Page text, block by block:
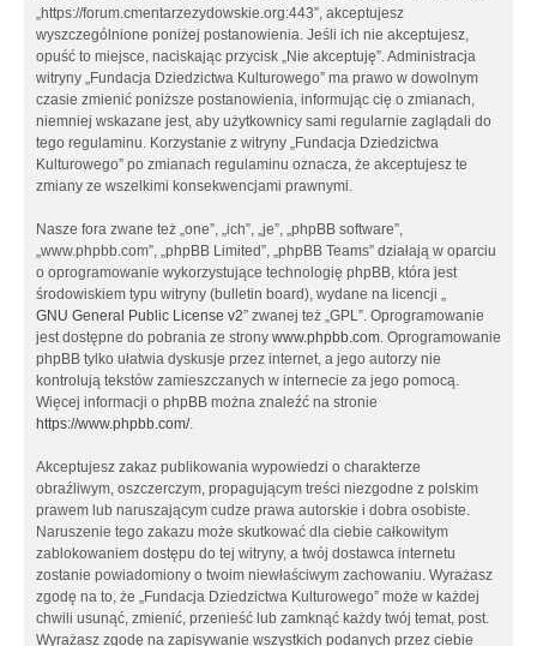
„https://forum.cmentarzezydowskie.org:443”, akceptujesz
wyszczególnione poniżej postanowienia. Jeśli ich nie akceptujesz,
opuść to miejsce, naciskając przycisk „Nie akceptuję”. Administracja
witryny „Fundacja Dziedzictwa Kulturowego” ma prawo w dowolnym
czasie zmienić poniższe postanowienia, informując cię o zmianach,
niemniej wskazane jest, aby użytkownicy sami regularnie zaglądali do
tego regulaminu. Korzystanie z witryny „Fundacja Dziedzictwa
Kulturowego” po zmianach regulaminu oznacza, że akceptujesz te
zmiany ze wszelkimi konsekwencjami prawnymi.
Nasze fora zwane też „one”, „ich”, „je”, „phpBB software”,
„www.phpbb.com”, „phpBB Limited”, „phpBB Teams” działają w oparciu
o oprogramowanie wykorzystujące technologię phpBB, która jest
środowiskiem typu witryny (bulletin board), wydane na licencji „
GNU General Public License v2” zwanej też „GPL”. Oprogramowanie
jest dostępne do pobrania ze strony www.phpbb.com. Oprogramowanie
phpBB tylko ułatwia dyskusje przez internet, a jego autorzy nie
kontrolują tekstów zamieszczanych w internecie za jego pomocą.
Więcej informacji o phpBB można znaleźć na stronie
https://www.phpbb.com/.
Akceptujesz zakaz publikowania wypowiedzi o charakterze
obraźliwym, oszczerczym, propagującym treści niezgodne z polskim
prawem lub naruszającym cudze prawa autorskie i dobra osobiste.
Naruszenie tego zakazu może skutkować dla ciebie całkowitym
zablokowaniem dostępu do tej witryny, a twój dostawca internetu
zostanie powiadomiony o twoim niewłaściwym zachowaniu. Wyrażasz
zgodę na to, że „Fundacja Dziedzictwa Kulturowego” może w każdej
chwili usunąć, zmienić, przenieść lub zamknąć każdy twój temat, post.
Wyrażasz zgodę na zapisywanie wszystkich podanych przez ciebie